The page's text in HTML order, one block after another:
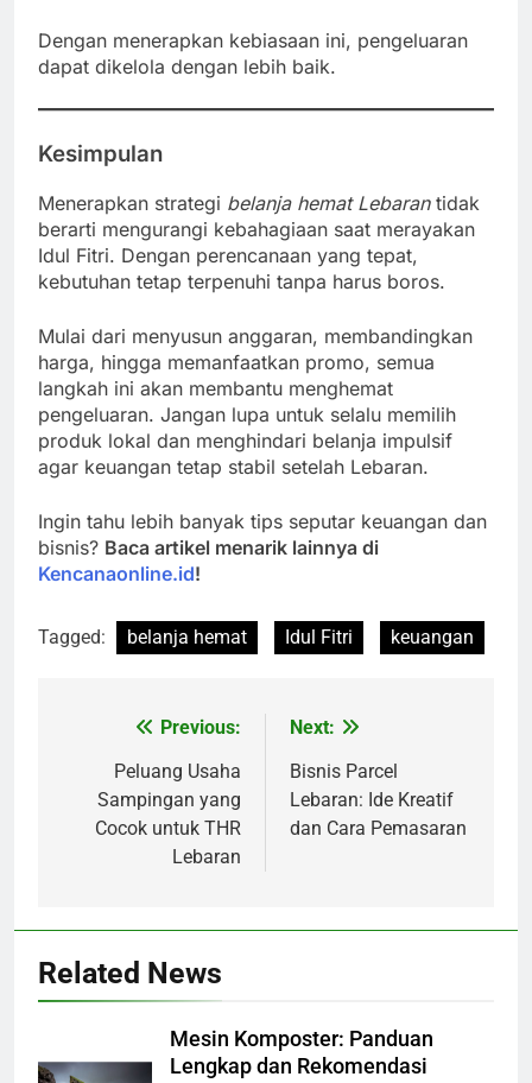
Dengan menerapkan kebiasaan ini, pengeluaran
dapat dikelola dengan lebih baik.
Kesimpulan
Menerapkan strategi belanja hemat Lebarantidak
berarti mengurangi kebahagiaan saat merayakan
Idul Fitri. Dengan perencanaan yang tepat,
kebutuhan tetap terpenuhi tanpa harus boros.
Mulai dari menyusun anggaran, membandingkan
harga, hingga memanfaatkan promo, semua
langkah ini akan membantu menghemat
pengeluaran. Jangan lupa untuk selalu memilih
produk lokal dan menghindari belanja impulsif
agar keuangan tetap stabil setelah Lebaran.
Ingin tahu lebih banyak tips seputar keuangan dan
bisnis? Baca artikel menarik lainnya di
Kencanaonline.id!
Tagged: belanja hemat Idul Fitri keuangan
NavigasiPrevious:
Peluang Usaha
Sampingan yang
Cocok untuk THR
Lebaran
Next:
Bisnis Parcel
Lebaran: Ide Kreatif
dan Cara Pemasaran
Related News
Mesin Komposter: Panduan
Lengkap dan Rekomendasi